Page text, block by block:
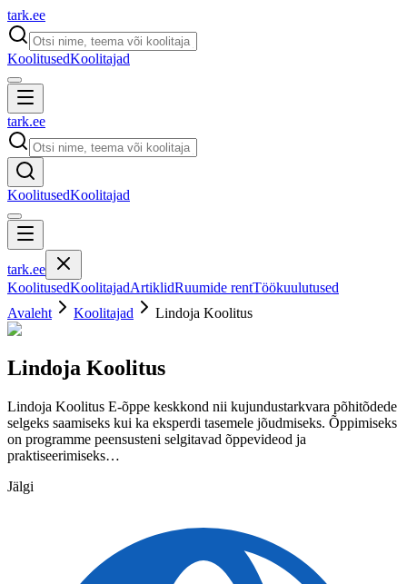
tark.ee
KoolitusedKoolitajad
tark.ee
KoolitusedKoolitajad
tark.ee
KoolitusedKoolitajadArtiklidRuumide rentTöökuulutused
Avaleht
Koolitajad Lindoja Koolitus
Lindoja Koolitus
Lindoja Koolitus E-õppe keskkond nii kujundustarkvara põhitõdede
selgeks saamiseks kui ka eksperdi tasemele jõudmiseks. Õppimiseks
on programme peensusteni selgitavad õppevideod ja
praktiseerimiseks…
Jälgi